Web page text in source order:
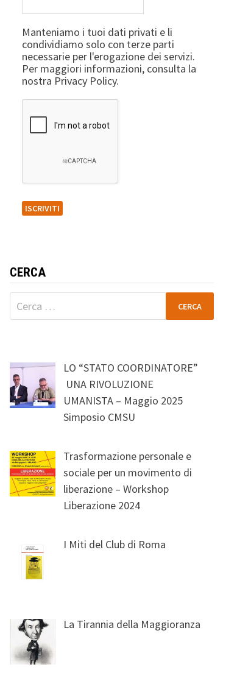
Manteniamo i tuoi dati privati e li
condividiamo solo con terze parti
necessarie per l'erogazione dei servizi.
Per maggiori informazioni, consulta la
nostra Privacy Policy.
CERCA
Ricerca
per:
LO “STATO COORDINATORE”
UNA RIVOLUZIONE
UMANISTA – Maggio 2025
Simposio CMSU
Trasformazione personale e
sociale per un movimento di
liberazione – Workshop
Liberazione 2024
I Miti del Club di Roma
La Tirannia della Maggioranza